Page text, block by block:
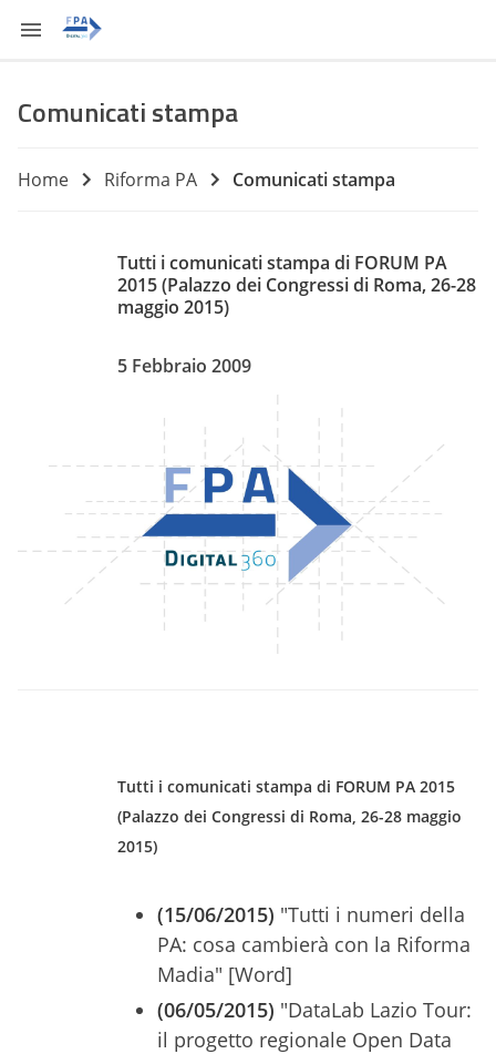
Comunicati stampa
Home Riforma PA Comunicati stampa
Tutti i comunicati stampa di FORUM PA
2015 (Palazzo dei Congressi di Roma, 26-28
maggio 2015)
5 Febbraio 2009
Tutti i comunicati stampa di FORUM PA 2015
(Palazzo dei Congressi di Roma, 26-28 maggio
2015)
(15/06/2015) "Tutti i numeri della
PA: cosa cambierà con la Riforma
Madia" [Word]
(06/05/2015) "DataLab Lazio Tour:
il progetto regionale Open Data